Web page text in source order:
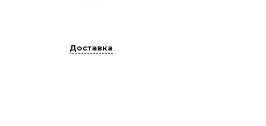
Доставка